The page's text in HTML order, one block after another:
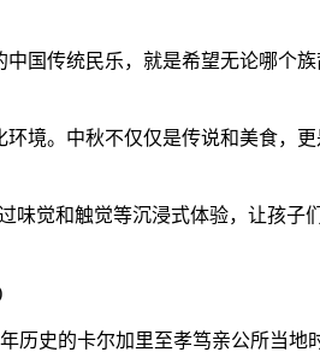
传统民乐，就是希望无论哪个
。中秋不仅仅是传说和美食，
觉和触觉等沉浸式体验，让孩子
史的卡尔加里至孝笃亲公所当地